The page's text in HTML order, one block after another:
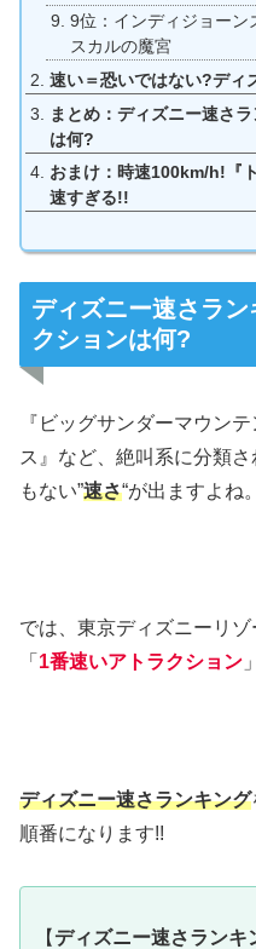
9位：インディジョー
スカルの魔宮
速い＝恐いではない?ディ
まとめ：ディズニー速さ
は何?
おまけ：時速100km/h!『
速すぎる!!
ディズニー速さラ
クションは何?
『ビッグサンダーマウン
ス』など、絶叫系に分類
もない”速さ“が出ますよね。
では、東京ディズニーリ
「 1番速いアトラクション
ディズニー速さランキング
順番になります!!
【 ディズニー速さランキ